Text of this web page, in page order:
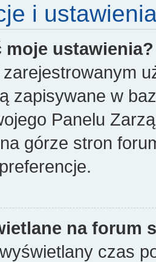
i
moje ustawienia?
zapisywane w
Panelu
górze stron
na forum
czas